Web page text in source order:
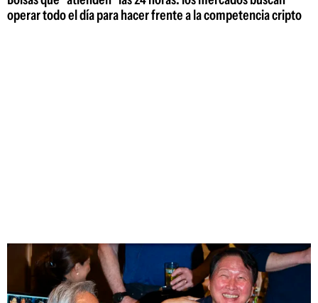
operar todo el día para hacer frente a la competencia cripto